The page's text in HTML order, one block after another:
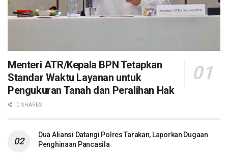
Menteri ATR/Kepala BPN Tetapkan
Standar Waktu Layanan untuk
Pengukuran Tanah dan Peralihan Hak
0 SHARES
Dua Aliansi Datangi Polres Tarakan, Laporkan Dugaan
Penghinaan Pancasila